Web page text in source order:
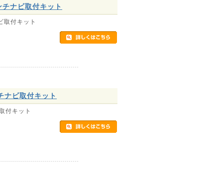
ナビ取付キット
付キット
ビ取付キット
付キット